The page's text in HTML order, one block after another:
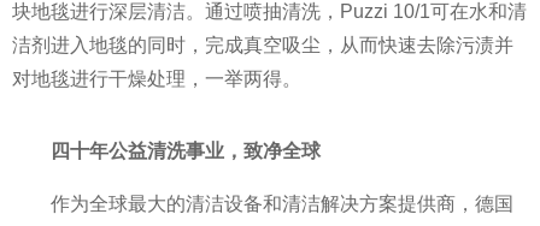
块地毯进行深层清洁。通过喷抽清洗，Puzzi 10/1可在水和清
洁剂进入地毯的同时，完成真空吸尘，从而快速去除污渍并
对地毯进行干燥处理，一举两得。
四十年公益清洗事业，致净全球
作为全球最大的清洁设备和清洁解决方案提供商，德国